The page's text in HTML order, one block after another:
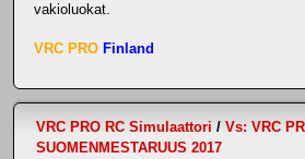
vakioluokat.
VRC PRO Finland
VRC PRO RC Simulaattori / Vs: VRC
SUOMENMESTARUUS 2017